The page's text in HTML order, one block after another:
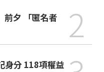
前夕 「匿名者
2